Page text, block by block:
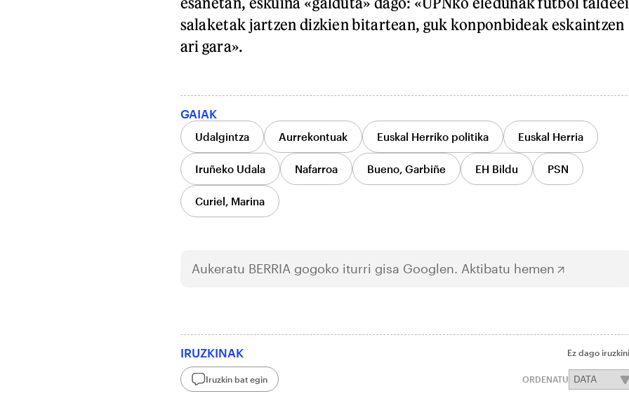
salaketak jartzen dizkien bitartean, guk konponbideak eskaintzen
ari gara».
GAIAK
Udalgintza Aurrekontuak Euskal Herriko politika Euskal Herria
Iruñeko Udala Nafarroa Bueno, Garbiñe EH Bildu PSN
Curiel, Marina
Aukeratu BERRIA gogoko iturri gisa Googlen. Aktibatu hemen
IRUZKINAK Ez dago
Iruzkin bat egin ORDENATU